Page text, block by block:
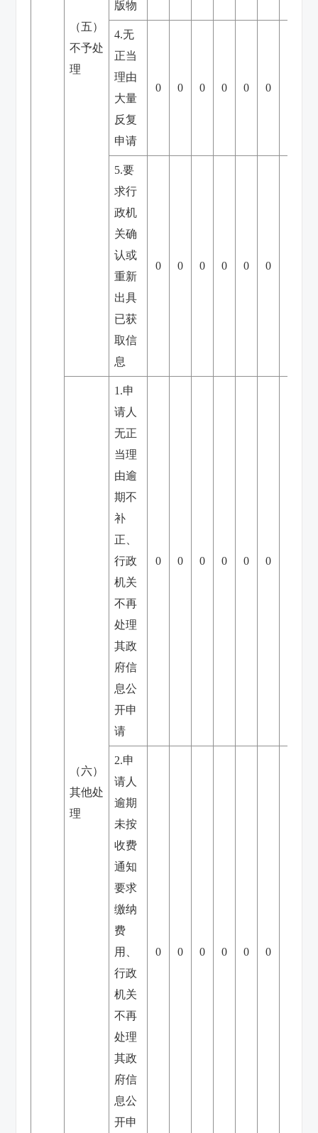
（五）
不予处
理
版物
4.无
正当
理由
大量
反复
申请
0 0 0 0 0 0
5.要
求行
政机
关确
认或
重新
出具
已获
取信
息
0 0 0 0 0 0
（六）
其他处
理
1.申
请人
无正
当理
由逾
期不
补
正、
行政
机关
不再
处理
其政
府信
息公
开申
请
0 0 0 0 0 0
2.申
请人
逾期
未按
收费
通知
要求
缴纳
费
用、
行政
机关
不再
处理
其政
府信
息公
开申
0 0 0 0 0 0